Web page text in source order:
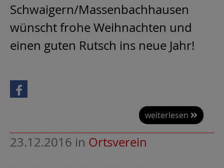
Schwaigern/Massenbachhausen
wünscht frohe Weihnachten und
einen guten Rutsch ins neue Jahr!
weiterlesen
23.12.2016 in Ortsverein